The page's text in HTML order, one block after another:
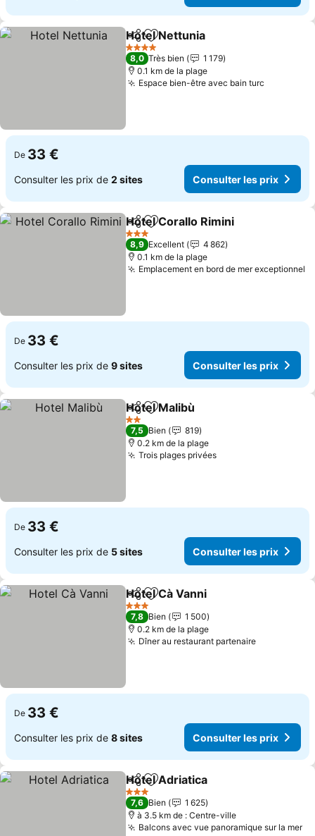
PartagerAjouter à mes favoris
Hotel Nettunia
4 Étoiles
8,0 Très bien
1 179
0.1 km de la plage
Espace bien-être avec bain turc
De 33 €
Consulter les prix de 2 sites Consulter les prix
PartagerAjouter à mes favoris
Hotel Corallo Rimini
3 Étoiles
8,9 Excellent
4 862
0.1 km de la plage
Emplacement en bord de mer exceptionnel
De 33 €
Consulter les prix de 9 sites Consulter les prix
PartagerAjouter à mes favoris
Hotel Malibù
2 Étoiles
7,5 Bien
819
0.2 km de la plage
Trois plages privées
De 33 €
Consulter les prix de 5 sites Consulter les prix
PartagerAjouter à mes favoris
Hotel Cà Vanni
3 Étoiles
7,8 Bien
1 500
0.2 km de la plage
Dîner au restaurant partenaire
De 33 €
Consulter les prix de 8 sites Consulter les prix
PartagerAjouter à mes favoris
Hotel Adriatica
3 Étoiles
7,6 Bien
1 625
à 3.5 km de : Centre-ville
Balcons avec vue panoramique sur la mer